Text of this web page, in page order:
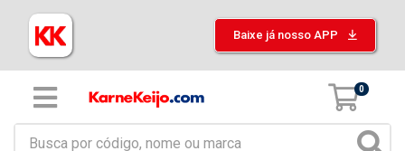
Baixe já nosso APP
0